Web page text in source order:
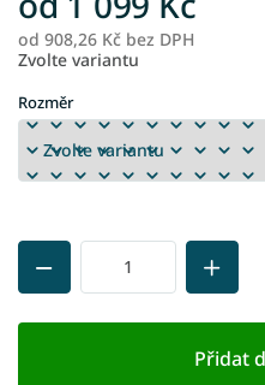
od 908,26 Kč bez DPH
Zvolte variantu
Rozměr
Přidat